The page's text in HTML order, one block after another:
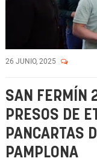
26 JUNIO, 2025
SAN FERMÍN
PRESOS DE
PANCARTAS
PAMPLONA